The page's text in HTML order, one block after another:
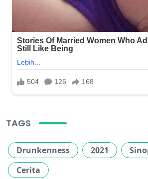
TAGS
Drunkenness 2021
Cerita